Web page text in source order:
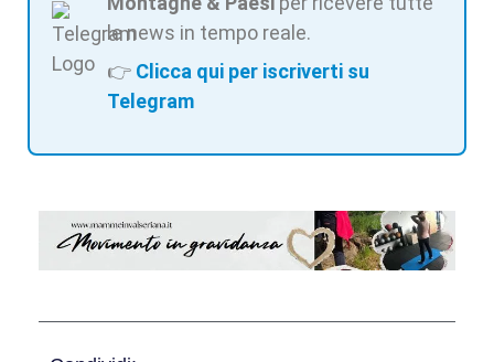
le news in tempo reale.
👉 Clicca qui per iscriverti su
Telegram